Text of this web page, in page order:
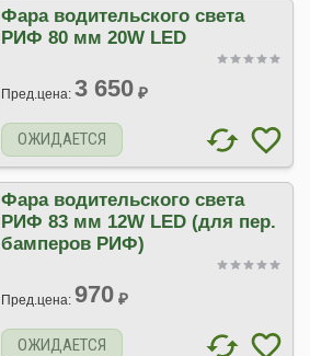
Фара водительского света
РИФ 80 мм 20W LED
Пред.цена: 3 650 ₽
ОЖИДАЕТСЯ
Фара водительского света
РИФ 83 мм 12W LED (для пер.
бамперов РИФ)
Пред.цена: 970 ₽
ОЖИДАЕТСЯ